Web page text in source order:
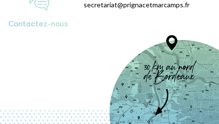
Contactez-nous
secretariat@prignacetmarcamps.fr